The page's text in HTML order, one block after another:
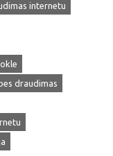
internetu
draudimas